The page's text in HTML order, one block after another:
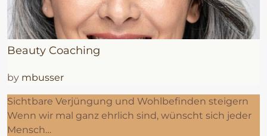
Beauty Coaching
by mbusser
Sichtbare Verjüngung und Wohlbefinden steigern
Wenn wir mal ganz ehrlich sind, wünscht sich jeder
Mensch…